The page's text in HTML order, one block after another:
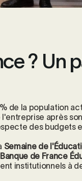
? Un
de la population
après
des budgets
Semaine de
Banque de France
institutionnels à